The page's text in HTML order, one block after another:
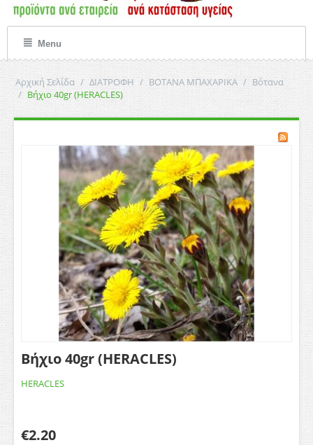
Menu
Αρχική Σελίδα / ΔΙΑΤΡΟΦΗ / ΒΟΤΑΝΑ ΜΠΑΧΑΡΙΚΑ / Βότανα
/ Βήχιο 40gr (HERACLES)
Βήχιο 40gr (HERACLES)
HERACLES
€2.20